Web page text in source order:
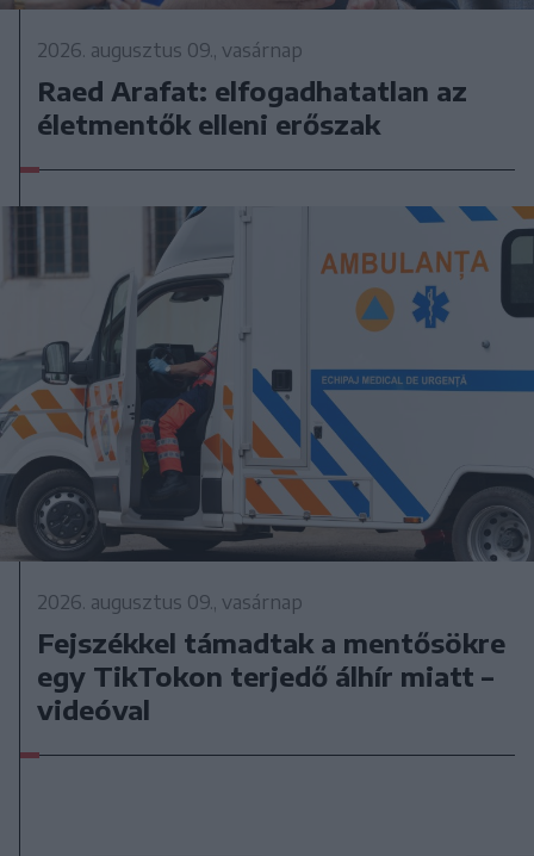
2026. augusztus 09., vasárnap
Raed Arafat: elfogadhatatlan az
életmentők elleni erőszak
2026. augusztus 09., vasárnap
Fejszékkel támadtak a mentősökre
egy TikTokon terjedő álhír miatt –
videóval